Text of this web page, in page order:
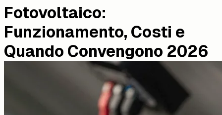
Fotovoltaico:
Funzionamento, Costi e
Quando Convengono 2026